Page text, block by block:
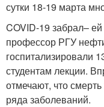
сутки 18-19 марта
COVID-19 забрал–
профессор РГУ
госпитализировали
студентам лекции.
отмечают, что
ряда заболеваний.